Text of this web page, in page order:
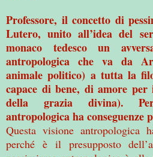
Professore, il concetto di
Lutero, unito all’idea del
monaco tedesco un
antropologica che va da
animale politico) a tutta la
capace di bene, di amore
della grazia divina).
antropologica ha conseguenze
Questa visione antropologica
perché è il presupposto